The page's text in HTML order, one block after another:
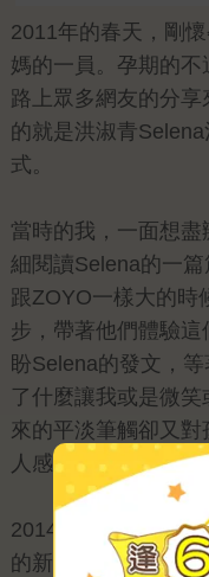
2011年的春天，剛
媽的一員。孕期的
路上眾多網友的分
的就是洪淑青
式。
當時的我，一面想
細閱讀Selena的一
跟ZOYO一樣大的時
步，帶著他們體驗
盼Selena的發文，
了什麼讓我或是微
來的平淡筆觸卻又
人感受到暖暖的幸福
2014年的秋天，回
的新書《不趕路的